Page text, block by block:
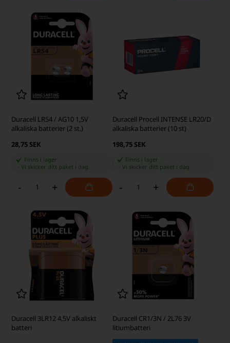
Duracell LR54 / AG10 1,5V
alkaliska batterier (2 st.)
28,75 SEK
Finns i lager
-Vi skicker ditt paket i dag
- +
Duracell Procell INTENSE LR20/D
alkaliska batterier (10 st)
198,75 SEK
Finns i lager
Vi skicker ditt paket i dag
- +
Duracell 3LR12 4,5V alkaliskt
batteri
Duracell CR1/3N / 2L76 3V
litiumbatteri